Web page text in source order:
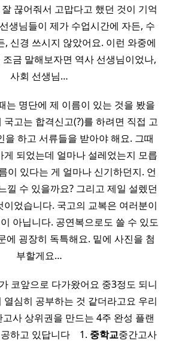
끊어줘서 고맙다고 했던 것이 기억
생님들이 제가 수업시간에 자든, 수
, 신경 쓰시지 않았어요. 이런 와중에
금 말해보자면 역사 선생님이었나,
사회 선생님…
는 명단에 제 이름이 있는 것을 봤을
고는 합격신고(?)를 하려면 직접 고
을 하고 서류들을 받아야 해요. 그때
게 되었는데 얼마나 설레었는지 모릅
이 있다는 게 얼마나 신기하던지. 언
낄 수 있을까요? 그리고 제일 설렜던
이었습니다. 국고의 교복은 여러분이
아닙니다. 공연복으로도 쓸 수 있도
에 굉장히 독특해요. 밑에 사진을 첨
부할게요…
코앞으로 다가왔어요 중3정도 되니
열심히 공부하는 것 같더라고요 우리
사 상위권을 만드는 4주 완성 플랜
하고 있답니다 ​ ​ ​ 1. 중학교중간고사